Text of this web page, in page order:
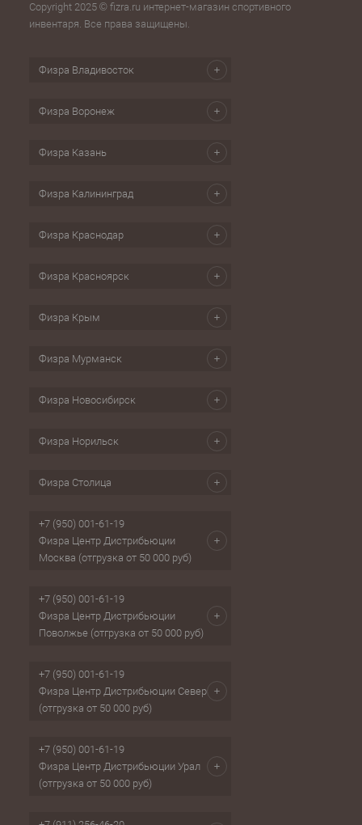
Copyright 2025 © fizra.ru интернет-магазин спортивного
инвентаря. Все права защищены.
Физра Владивосток
Физра Воронеж
Физра Казань
Физра Калининград
Физра Краснодар
Физра Красноярск
Физра Крым
Физра Мурманск
Физра Новосибирск
Физра Норильск
Физра Столица
+7 (950) 001-61-19
Физра Центр Дистрибьюции
Москва (отгрузка от 50 000 руб)
+7 (950) 001-61-19
Физра Центр Дистрибьюции
Поволжье (отгрузка от 50 000 руб)
+7 (950) 001-61-19
Физра Центр Дистрибьюции Север
(отгрузка от 50 000 руб)
+7 (950) 001-61-19
Физра Центр Дистрибьюции Урал
(отгрузка от 50 000 руб)